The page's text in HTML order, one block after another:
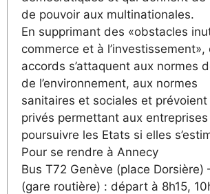
de pouvoir aux multinationales.
En supprimant des «obstacles
commerce et à l’investissement»,
accords s’attaquent aux normes
de l’environnement, aux normes
sanitaires et sociales et
privés permettant aux
poursuivre les Etats si elles
Pour se rendre à Annecy
Bus T72 Genève (place Dorsière)
(gare routière) : départ à 8h15,